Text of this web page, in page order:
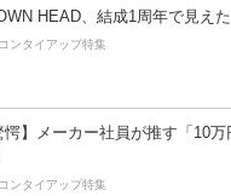
HEAD、結成1周年で見え
ンタイアップ特集
愕】メーカー社員が推す「10
ンタイアップ特集